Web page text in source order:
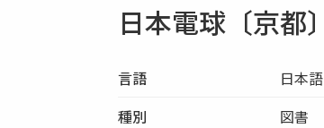
日本電球〔京都〕
言語
日本語
種別
図書